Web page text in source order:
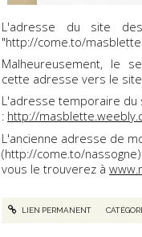
L'adresse du site
"http://come.to/
Malheureusement, le
cette adresse vers le
L'adresse temporaire
: http://
L'ancienne adresse de
(http://come.to/
vous le trouverez à
LIEN PERMANENT